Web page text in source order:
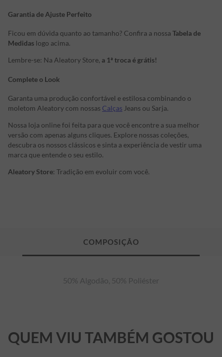
Garantia de Ajuste Perfeito
Ficou em dúvida quanto ao tamanho? Confira a nossa Tabela de
Medidas logo acima.
Lembre-se: Na Aleatory Store, a 1ª troca é grátis!
Complete o Look
Garanta uma produção confortável e estilosa combinando o
moletom Aleatory com nossas Calças Jeans ou Sarja.
Nossa loja online foi feita para que você encontre a sua melhor
versão com apenas alguns cliques. Explore nossas coleções,
descubra os nossos clássicos e sinta a experiência de vestir uma
marca que entende o seu estilo.
Aleatory Store: Tradição em evoluir com você.
50% Algodão, 50% Poliéster
QUEM VIU TAMBÉM GOSTOU